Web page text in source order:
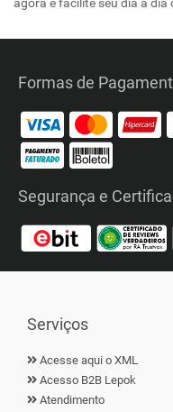
Formas de
Segurança e
Serviços
Acesse aqui o XML
Acesso B2B Lepok
Atendimento